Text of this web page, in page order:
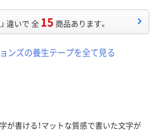
違いで 全 15 商品あります。
ンズの養生テープを全て見る
が書ける！マットな質感で書いた文字が